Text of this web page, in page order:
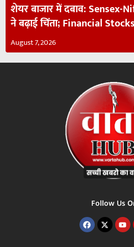
शेयर बाजार में दबाव: Sensex-
ने बढ़ाई चिंता; Financial
August 7, 2026
Follow Us